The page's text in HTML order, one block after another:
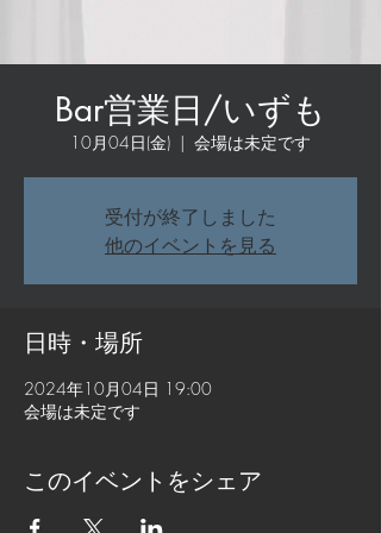
Bar営業日/いずも
10月04日(金)
  |
会場は未定です
受付が終了しました
他のイベントを見る
日時・場所
2024年10月04日 19:00
会場は未定です
このイベントをシェア